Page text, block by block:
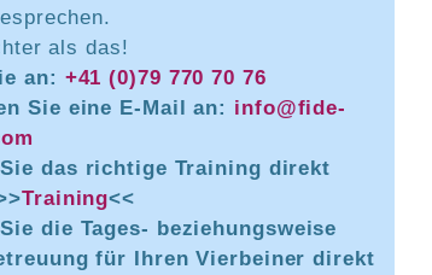
als das!
an: +41 (0)79 770 70 76
Sie eine E-Mail an: info@fide-
das richtige Training direkt
Training<<
die Tages- beziehungsweise
für Ihren Vierbeiner direkt